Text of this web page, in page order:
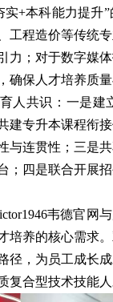
+本科能力提升
工程造价等传统
力；对于数字媒
确保人才培养质
人共识：一是建
建专升本课程衔
与连贯性；三是
；四是联合开展
韦德官网
培养的核心需求
径，为员工成长
复合型技术技能